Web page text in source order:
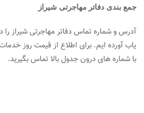
جمع بندی دفاتر مهاجرتی شیراز
آدرس و شماره تماس دفاتر مهاجرتی شیراز
یاب آورده ایم. برای اطلاع از قیمت روز
با شماره های درون جدول بالا تماس بگیرید.